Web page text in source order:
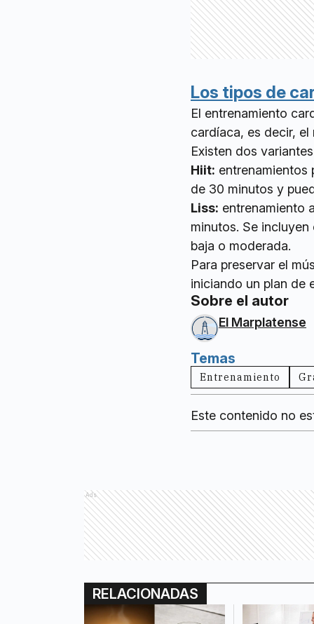
Los tipos de
El entrenamiento
cardíaca, es decir,
Existen dos
Hiit: entrenamientos
de 30 minutos y
Liss: entrenamiento
minutos. Se
baja o moderada.
Para preservar el
iniciando un plan de
Sobre el autor
El Marplatense
Temas
Entrenamiento
Este contenido no
Ads
RELACIONADAS